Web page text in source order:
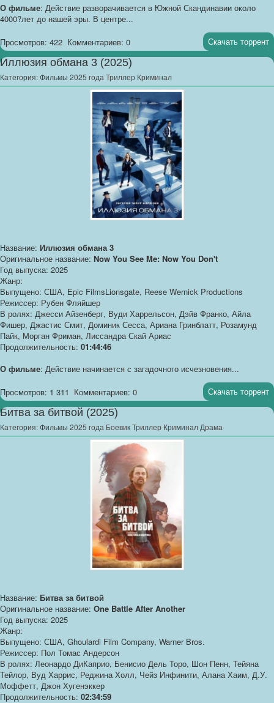
О фильме: Действие разворачивается в Южной Скандинавии около
4000?лет до нашей эры. В центре...
Просмотров: 422 Комментариев: 0 Скачать торрент
Иллюзия обмана 3 (2025)
Категория:Фильмы 2025 года Триллер Криминал
Название: Иллюзия обмана 3
Оригинальное название: Now You See Me: Now You Don't
Год выпуска: 2025
Жанр:
Выпущено: США, Epic FilmsLionsgate, Reese Wernick Productions
Режиссер: Рубен Фляйшер
В ролях: Джесси Айзенберг, Вуди Харрельсон, Дэйв Франко, Айла
Фишер, Джастис Смит, Доминик Сесса, Ариана Гринблатт, Розамунд
Пайк, Морган Фриман, Лиссандра Скай Ариас
Продолжительность: 01:44:46
О фильме: Действие начинается с загадочного исчезновения...
Просмотров: 1 311 Комментариев: 0 Скачать торрент
Битва за битвой (2025)
Категория:Фильмы 2025 года Боевик Триллер Криминал Драма
Название: Битва за битвой
Оригинальное название: One Battle After Another
Год выпуска: 2025
Жанр:
Выпущено: США, Ghoulardi Film Company, Warner Bros.
Режиссер: Пол Томас Андерсон
В ролях: Леонардо ДиКаприо, Бенисио Дель Торо, Шон Пенн, Тейяна
Тейлор, Вуд Харрис, Реджина Холл, Чейз Инфинити, Алана Хаим, Д.У.
Моффетт, Джон Хугенэккер
Продолжительность: 02:34:59